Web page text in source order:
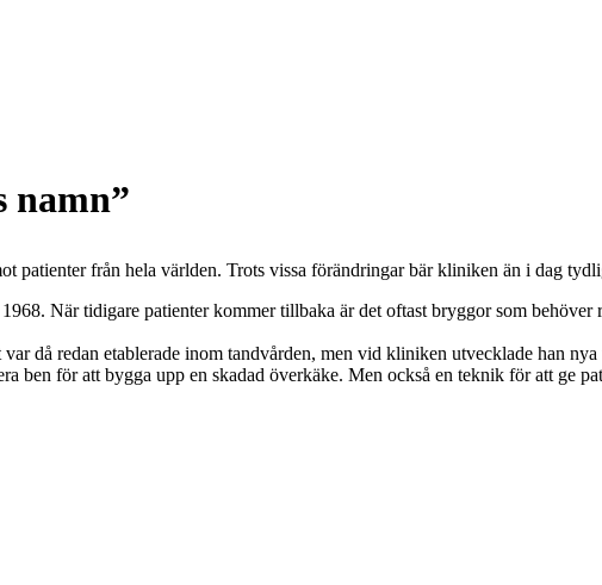
namn”
från hela världen. Trots vissa förändringar bär kliniken än i dag
När tidigare patienter kommer tillbaka är det oftast bryggor som behöver
då redan etablerade inom tandvården, men vid kliniken utvecklade han
ben för att bygga upp en skadad överkäke. Men också en teknik för att ge